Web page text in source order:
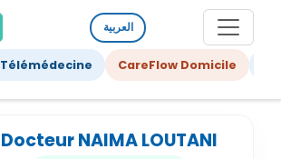
العربية
Télémédecine CareFlow Domicile
Docteur NAIMA LOUTANI